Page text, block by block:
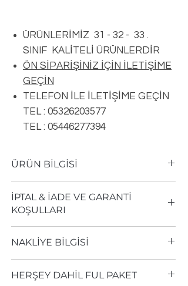
ÜRÜNLERİMİZ 31 - 32 - 33 .
SINIF KALİTELİ ÜRÜNLERDİR
ÖN SİPARİŞİNİZ İÇİN İLETİŞİME
GEÇİN
TELEFON İLE İLETİŞİME GEÇİN
TEL : 05326203577
TEL : 05446277394
ÜRÜN BİLGİSİ
FU003
Boyutlar197 x 1205 mm
Kalınlıklar8 mm
DekorAhşap-Meşe
PahDerzli
İPTAL & İADE VE GARANTİ
KOŞULLARI
garantisi altındadır.
Almış olduğunuz ürününü ambalajını
açmadan, tahrip etmeden, bozmadan,
NAKLİYE BİLGİSİ
düşündüğünüz paketleri teslim aldığınız
HERŞEY DAHİL FUL PAKET